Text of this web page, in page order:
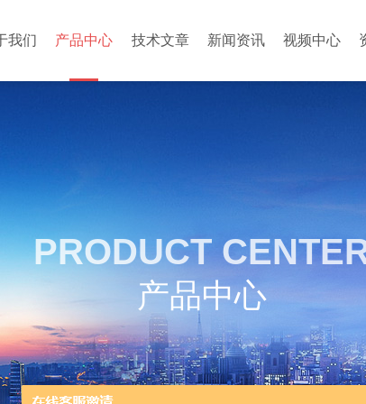
我们 产品中心 技术文章 新闻资讯 视频中心
PRODUCT
产品中心